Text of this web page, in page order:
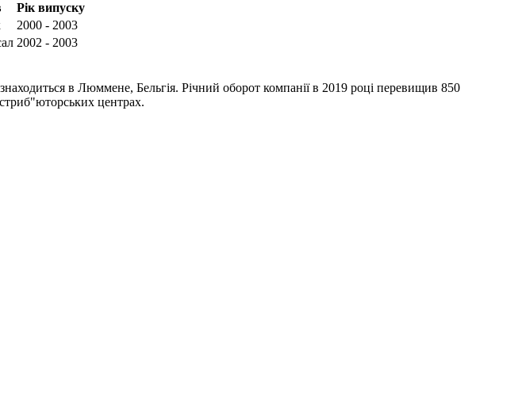
Рік випуску
2000 - 2003
2002 - 2003
в Люммене, Бельгія. Річний оборот компанії в 2019 році перевищив 850
центрах.